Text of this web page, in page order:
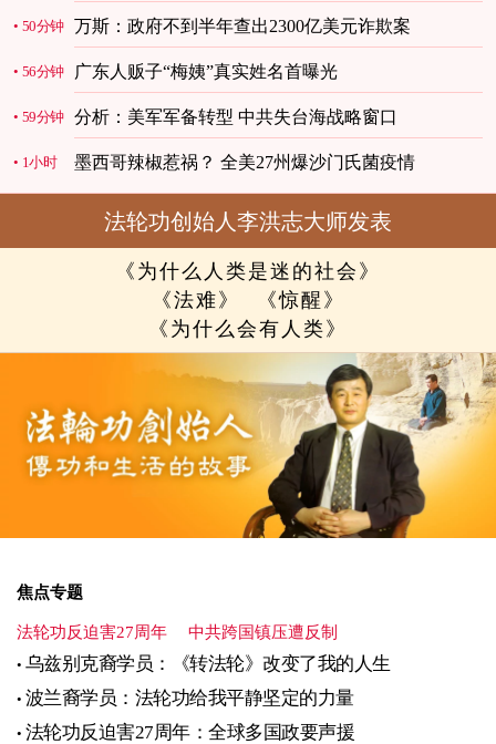
50分钟 万斯：政府不到半年查出2300亿美元诈欺案
56分钟 广东人贩子“梅姨”真实姓名首曝光
59分钟 分析：美军军备转型 中共失台海战略窗口
1小时 墨西哥辣椒惹祸？ 全美27州爆沙门氏菌疫情
法轮功创始人李洪志大师发表
《为什么人类是迷的社会》
《法难》
《惊醒》
《为什么会有人类》
焦点专题
法轮功反迫害27周年 中共跨国镇压遭反制
乌兹别克裔学员：《转法轮》改变了我的人生
波兰裔学员：法轮功给我平静坚定的力量
法轮功反迫害27周年：全球多国政要声援